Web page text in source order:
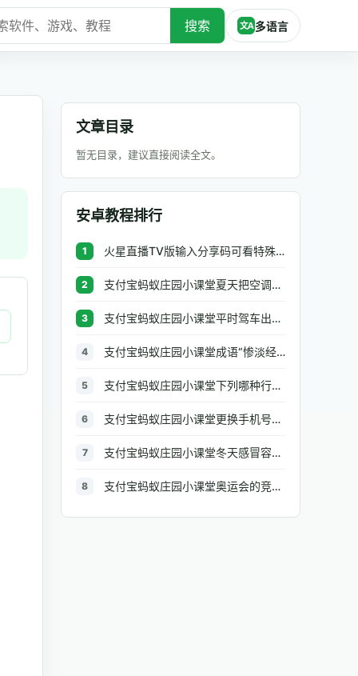
搜索 文A 多语言
文章目录
暂无目录，建议直接阅读全文。
安卓教程排行
1 火星直播TV版输入分享码可看特殊频道方法介绍
2 支付宝蚂蚁庄园小课堂夏天把空调和电风扇一起开，这种做法
3 支付宝蚂蚁庄园小课堂平时驾车出行，什么地方不能随便停车
4 支付宝蚂蚁庄园小课堂成语“惨淡经营”中“惨淡”的意思是
5 支付宝蚂蚁庄园小课堂下列哪种行为可能引起厨房火灾
6 支付宝蚂蚁庄园小课堂更换手机号后，原来绑定的银行信息需要修改吗
7 支付宝蚂蚁庄园小课堂冬天感冒容易流鼻涕，那么擦鼻涕的正确做法是
8 支付宝蚂蚁庄园小课堂奥运会的竞技体操比赛中，男子组和女子组都有的项目是